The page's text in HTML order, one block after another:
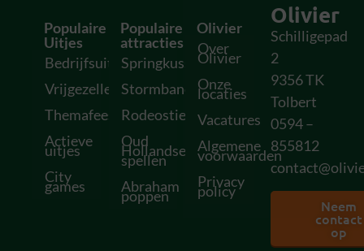
Populaire
Uitjes
Bedrijfsuitjes
Vrijgezellenfeesten
Themafeesten
Actieve
uitjes
City
games
Populaire
attracties
Springkussens
Stormbanen
Rodeostieren
Oud
Hollandse
spellen
Abraham
poppen
Olivier
Over
Olivier
Onze
locaties
Vacatures
Algemene
voorwaarden
Privacy
policy
Olivier
Schilligepad
2
9356 TK
Tolbert
0594 –
855812
Neem
contact
op